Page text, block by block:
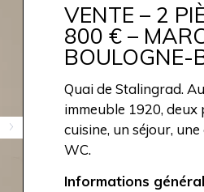
VENTE – 2
800 € –
BOULOGNE-
Quai de Stalingrad.
immeuble 1920,
cuisine, un séjour,
WC.
Informations